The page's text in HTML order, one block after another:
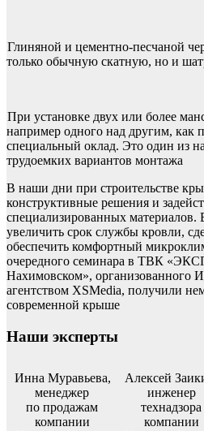
Глиняной и цементно-песчаной
только обычную скатную, но и
При установке двух или более
например одного над другим, как
специальный оклад. Это один из
трудоемких вариантов монтажа
В наши дни при строительстве
конструктивные решения и
специализированных материалов.
увеличить срок службы кровли,
обеспечить комфортный
очередного семинара в ТВК
Нахимовском», организованного
агентством XSMedia, получили
современной крыше
Наши эксперты
Инна Муравьева,
менеджер
по продажам
компании
Алексей
инженер
технадзора
компании